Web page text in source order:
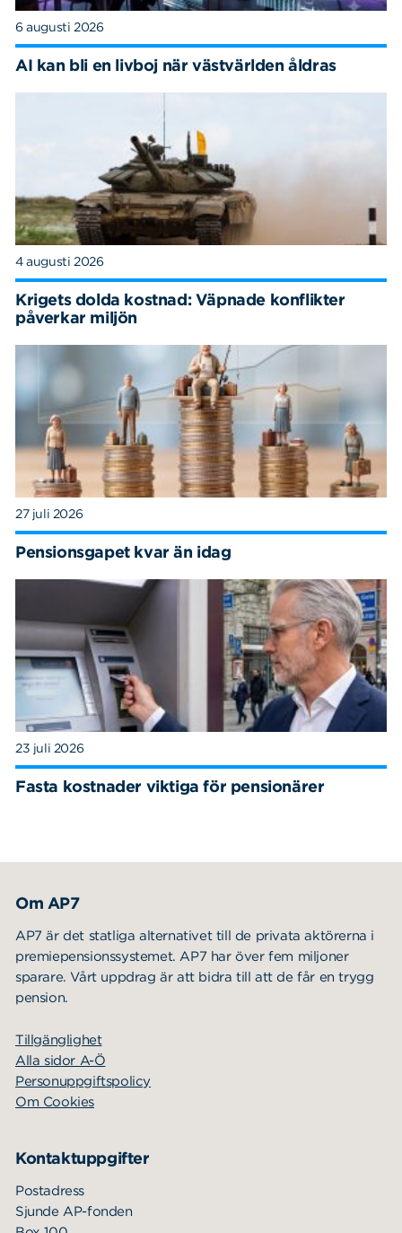
6 augusti 2026
AI kan bli en livboj när västvärlden åldras
4 augusti 2026
Krigets dolda kostnad: Väpnade konflikter
påverkar miljön
27 juli 2026
Pensionsgapet kvar än idag
23 juli 2026
Fasta kostnader viktiga för pensionärer
Om AP7
AP7 är det statliga alternativet till de privata aktörerna i
premiepensionssystemet. AP7 har över fem miljoner
sparare. Vårt uppdrag är att bidra till att de får en trygg
pension.
Tillgänglighet
Alla sidor A-Ö
Personuppgiftspolicy
Om Cookies
Kontaktuppgifter
Postadress
Sjunde AP-fonden